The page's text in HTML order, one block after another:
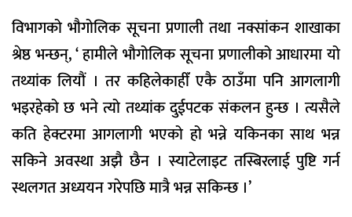
विभागको भौगोलिक सूचना प्रणाली तथा नक्सांकन शाखाका
श्रेष्ठ भन्छन्, ‘ हामीले भौगोलिक सूचना प्रणालीको आधारमा यो
तथ्यांक लियौं । तर कहिलेकाहीँ एकै ठाउँमा पनि आगलागी
भइरहेको छ भने त्यो तथ्यांक दुईपटक संकलन हुन्छ । त्यसैले
कति हेक्टरमा आगलागी भएको हो भन्ने यकिनका साथ भन्न
सकिने अवस्था अझै छैन । स्याटेलाइट तस्बिरलाई पुष्टि गर्न
स्थलगत अध्ययन गरेपछि मात्रै भन्न सकिन्छ ।’